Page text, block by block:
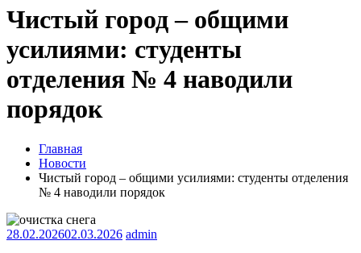
Чистый город – общими
усилиями: студенты
отделения № 4 наводили
порядок
Главная
Новости
Чистый город – общими усилиями: студенты отделения
№ 4 наводили порядок
28.02.202602.03.2026 admin